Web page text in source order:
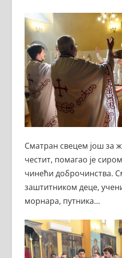
Сматран свецем још за
честит, помагао је
чинећи доброчинства.
заштитником деце,
морнара, путника…